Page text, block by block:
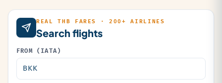
REAL THB FARES · 200+ AIRLINES
Search flights
FROM (IATA)